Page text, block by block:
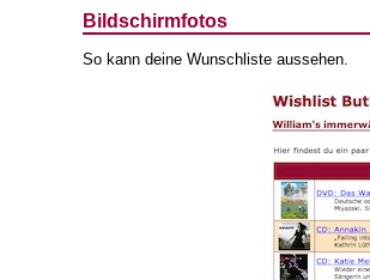
Bildschirmfotos
So kann deine Wunschliste aussehen.